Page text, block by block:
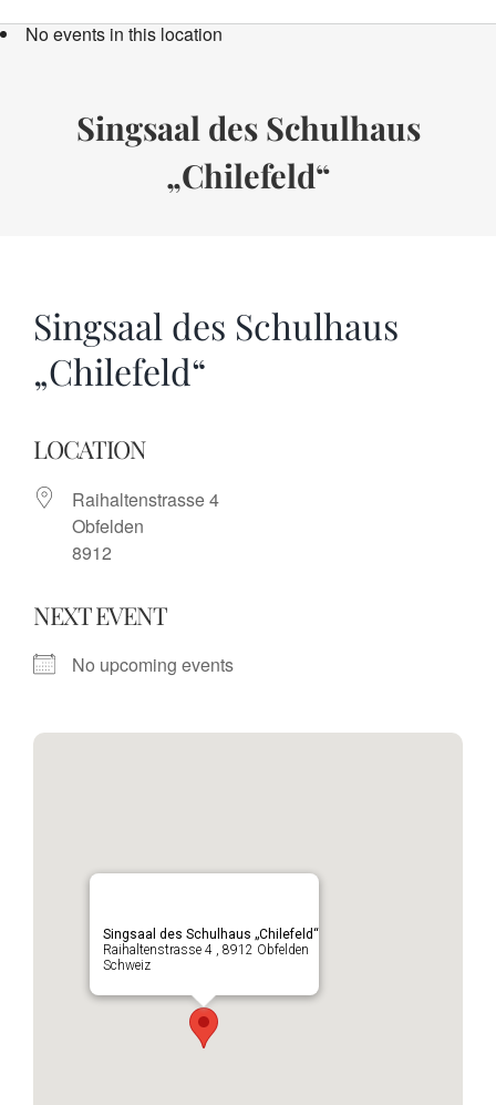
Bücher
No events in this location
Singsaal des Schulhaus
„Chilefeld“
Singsaal des Schulhaus
„Chilefeld“
LOCATION
Raihaltenstrasse 4
Obfelden
8912
NEXT EVENT
No upcoming events
Singsaal des Schulhaus „Chilefeld“
Raihaltenstrasse 4 , 8912 Obfelden
Schweiz